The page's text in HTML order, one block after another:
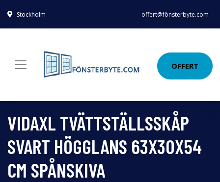
Stockholm offert@fönsterbyte.com
OFFERT
VIDAXL TVÄTTSTÄLLSSKÅP
SVART HÖGGLANS 63X30X54
CM SPÅNSKIVA